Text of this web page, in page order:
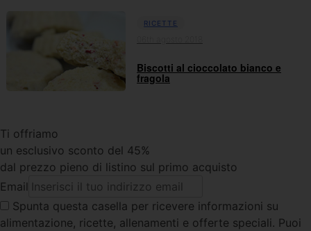
RICETTE
Biscotti al cioccolato bianco e
fragola
Ti offriamo
un esclusivo sconto del 45%
dal prezzo pieno di listino sul primo acquisto
Email
Spunta questa casella per ricevere informazioni su
alimentazione, ricette, allenamenti e offerte speciali. Puoi